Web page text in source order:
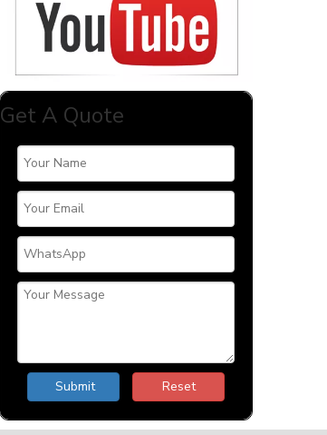
Get A Quote
Submit Reset